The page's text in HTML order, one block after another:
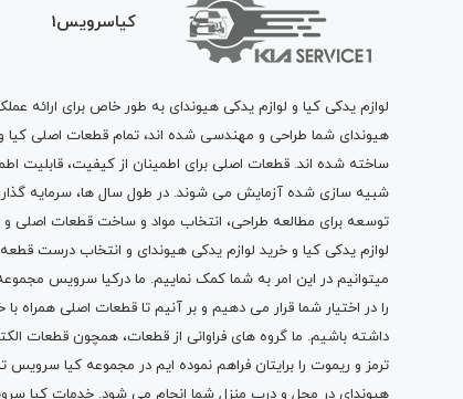
کیاسرویس1
لوازم یدکی کیا و لوازم یدکی هیوندای به طور خاص برای ارائه
هیوندای شما طراحی و مهندسی شده اند، تمام قطعات اصلی کیا و
ساخته شده اند. قطعات اصلی برای اطمینان از کیفیت، قابلیت
شبیه سازی شده آزمایش می شوند. در طول سال ها، سرمایه
توسعه برای مطالعه طراحی، انتخاب مواد و ساخت قطعات اصلی
لوازم یدکی کیا و خرید لوازم یدکی هیوندای و انتخاب درست قطعه
میتوانیم در این امر به شما کمک نماییم. ما درکیا سرویس
را در اختیار شما قرار می دهیم و بر آنیم تا قطعات اصلی همراه
داشته باشیم. ما گروه های فراوانی از قطعات، همچون قطعات
ترمز و ریموت را برایتان فراهم نموده ایم در مجموعه کیا
هیوندای در محل و درب منزل شما انجام می شود. خدمات کیا